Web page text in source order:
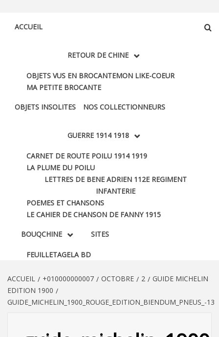
ACCUEIL
RETOUR DE CHINE
OBJETS VUS EN BROCANTEMON LIKE-COEUR
MA PETITE BROCANTE
OBJETS INSOLITES NOS COLLECTIONNEURS
GUERRE 1914 1918
CARNET DE ROUTE POILU 1914 1919
LA PLUME DU POILU
LETTRES DE BENE ADRIEN 112E REGIMENT
INFANTERIE
POEMES ET CHANSONS
LE CAHIER DE CHANSON DE FANNY 1915
BOUQCHINE
FEUILLETAGELA BD
SITES
ACCUEIL +010000000007 OCTOBRE 2
GUIDE MICHELIN
EDITION 1900
GUIDE_MICHELIN_1900_ROUGE_EDITION_BIENDUM_PNEUS_-13